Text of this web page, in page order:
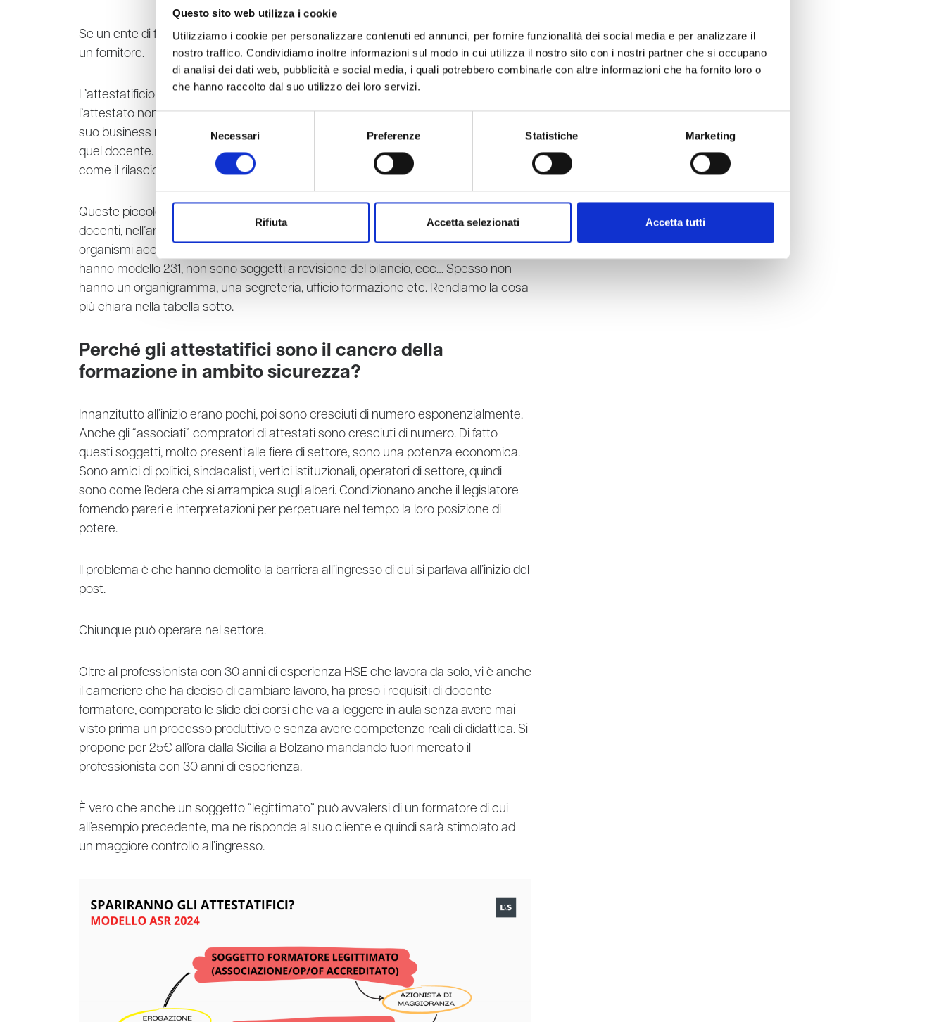
Questo sito web utilizza i cookie
Utilizziamo i cookie per personalizzare contenuti ed annunci, per fornire funzionalità dei social media e per analizzare il
nostro traffico. Condividiamo inoltre informazioni sul modo in cui utilizza il nostro sito con i nostri partner che si occupano
di analisi dei dati web, pubblicità e social media, i quali potrebbero combinarle con altre informazioni che ha fornito loro o
che hanno raccolto dal suo utilizzo dei loro servizi.
del
Necessari Preferenze Statistiche Marketing
Rifiuta Accetta selezionati Accetta tutti
Se un ente di formazione si avvale di un docente che si rileva inadatto lo cambia. È
un fornitore.
L’attestatificio no. Non ne ha la convenienza: il cliente finale che richiede il corso e
l’attestato non è il suo, non ha fatto l’offerta e non viene pagato da quest’ultimo. Il
suo business non è vendere corsi ma attestati, per cui continuerà ad operare con
quel docente. Potrà scindere il contratto solo in caso di mancanze eccezionali
come il rilascio di attestati finti.
Queste piccole strutture o i singoli professionisti, spesso anche bravi come
docenti, nell’articolo non vogliamo mettere in discussione questo, non sono
organismi accreditati e non hanno l’obbligo di certificare il loro sistema qualità, non
hanno modello 231, non sono soggetti a revisione del bilancio, ecc… Spesso non
hanno un organigramma, una segreteria, ufficio formazione etc. Rendiamo la cosa
più chiara nella tabella sotto.
Perché gli attestatifici sono il cancro della
formazione in ambito sicurezza?
Innanzitutto all’inizio erano pochi, poi sono cresciuti di numero esponenzialmente.
Anche gli “associati” compratori di attestati sono cresciuti di numero. Di fatto
questi soggetti, molto presenti alle fiere di settore, sono una potenza economica.
Sono amici di politici, sindacalisti, vertici istituzionali, operatori di settore, quindi
sono come l’edera che si arrampica sugli alberi. Condizionano anche il legislatore
fornendo pareri e interpretazioni per perpetuare nel tempo la loro posizione di
potere.
Il problema è che hanno demolito la barriera all’ingresso di cui si parlava all’inizio del
post.
Chiunque può operare nel settore.
Oltre al professionista con 30 anni di esperienza HSE che lavora da solo, vi è anche
il cameriere che ha deciso di cambiare lavoro, ha preso i requisiti di docente
formatore, comperato le slide dei corsi che va a leggere in aula senza avere mai
visto prima un processo produttivo e senza avere competenze reali di didattica. Si
propone per 25€ all’ora dalla Sicilia a Bolzano mandando fuori mercato il
professionista con 30 anni di esperienza.
È vero che anche un soggetto “legittimato” può avvalersi di un formatore di cui
all’esempio precedente, ma ne risponde al suo cliente e quindi sarà stimolato ad
un maggiore controllo all’ingresso.